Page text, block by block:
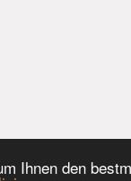
Ihnen den